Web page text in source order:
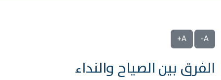
A-
A+
الفرق بين الصياح والنداء